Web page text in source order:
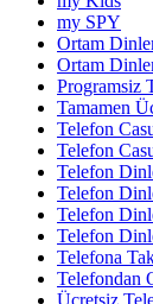
my SPY
Ortam
Ortam
Programsiz
Tamamen
Telefon
Telefon
Telefon
Telefon
Telefon
Telefon
Telefona
Telefondan
Ücretsiz